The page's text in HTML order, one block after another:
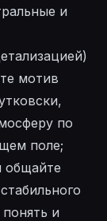
и
мотив
по
поле;
общайте
и